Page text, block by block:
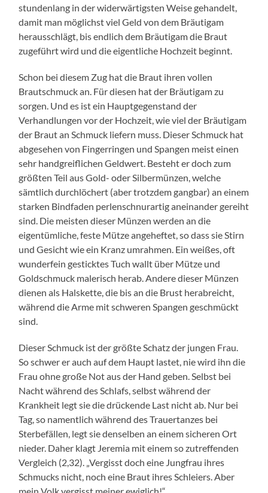
stundenlang in der widerwärtigsten Weise gehandelt,
damit man möglichst viel Geld von dem Bräutigam
herausschlägt, bis endlich dem Bräutigam die Braut
zugeführt wird und die eigentliche Hochzeit beginnt.
Schon bei diesem Zug hat die Braut ihren vollen
Brautschmuck an. Für diesen hat der Bräutigam zu
sorgen. Und es ist ein Hauptgegenstand der
Verhandlungen vor der Hochzeit, wie viel der Bräutigam
der Braut an Schmuck liefern muss. Dieser Schmuck hat
abgesehen von Fingerringen und Spangen meist einen
sehr handgreiflichen Geldwert. Besteht er doch zum
größten Teil aus Gold- oder Silbermünzen, welche
sämtlich durchlöchert (aber trotzdem gangbar) an einem
starken Bindfaden perlenschnurartig aneinander gereiht
sind. Die meisten dieser Münzen werden an die
eigentümliche, feste Mütze angeheftet, so dass sie Stirn
und Gesicht wie ein Kranz umrahmen. Ein weißes, oft
wunderfein gesticktes Tuch wallt über Mütze und
Goldschmuck malerisch herab. Andere dieser Münzen
dienen als Halskette, die bis an die Brust herabreicht,
während die Arme mit schweren Spangen geschmückt
sind.
Dieser Schmuck ist der größte Schatz der jungen Frau.
So schwer er auch auf dem Haupt lastet, nie wird ihn die
Frau ohne große Not aus der Hand geben. Selbst bei
Nacht während des Schlafs, selbst während der
Krankheit legt sie die drückende Last nicht ab. Nur bei
Tag, so namentlich während des Trauertanzes bei
Sterbefällen, legt sie denselben an einem sicheren Ort
nieder. Daher klagt Jeremia mit einem so zutreffenden
Vergleich (2,32). „Vergisst doch eine Jungfrau ihres
Schmucks nicht, noch eine Braut ihres Schleiers. Aber